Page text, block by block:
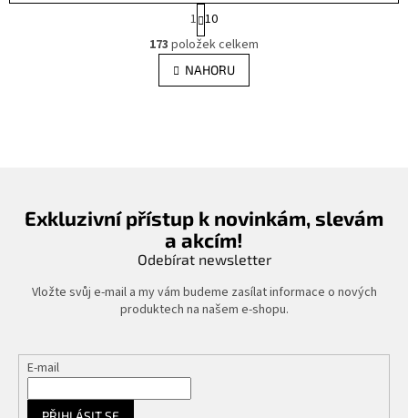
O
v
l
á
v
k
y
v
p
i
S
t
r
á
n
k
1 10
173 položek celkem
NAHORU
Exkluzivní přístup k novinkám, slevám
a akcím!
Odebírat newsletter
Vložte svůj e-mail a my vám budeme zasílat informace o nových
produktech na našem e-shopu.
E-mail